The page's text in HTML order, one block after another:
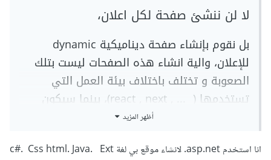
لا لن ننشئ صفحة لكل اعلان،
بل نقوم بإنشاء صفحة ديناميكية dynamic
للإعلان، والية انشاء هذه الصفحات ليست بتلك
الصعوبة و تختلف باختلاف بيئة العمل التي
تستخدمها ( ... , react , next)، بينما سيكون
لإنشاء صفحات ديناميكية في React مثلاً، يمكنك
أظهر المزيد
انا استخدم asp.net. لانشاء موقع بي لغة c#. Css html. Java. Ext